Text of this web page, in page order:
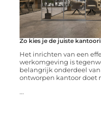
Zo kies je de juiste
Het inrichten van een
werkomgeving is
belangrijk onderdeel
ontworpen kantoor doet
...